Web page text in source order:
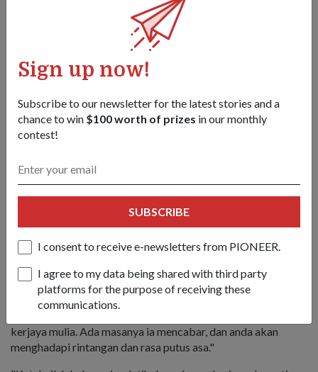
Sign up now!
Subscribe to our newsletter for the latest stories and a
chance to win $100 worth of prizes in our monthly
contest!
SUBSCRIBE
I consent to receive e-newsletters from PIONEER.
I agree to my data being shared with third party
platforms for the purpose of receiving these
communications.
Anak-anak lelaki CPT Azlan diinspirasikan oleh bapa mereka,
dan sentiasa teringatkan bapa mereka apabila melihat pesawat
udara terbang lalu.
Bapa kepada dua anak lelaki, berusia tiga dan empat, berkata
dengan bangga bahawa anak-anaknya diinspirasikan untuk
mengikuti jejaknya, dan sentiasa teruja teringatkannya
apabila melihat pesawat udara terbang lalu.
Dia mahu menggalakkan juruterbang yang bercita-cita
kerjaya mulia. Ada masanya ia mencabar, dan anda akan
menghadapi rintangan dan rasa putus asa."